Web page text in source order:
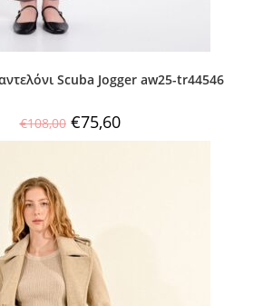
Scuba Jogger aw25-tr44546
€108,00 €75,60